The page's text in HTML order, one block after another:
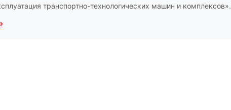
транспортно-технологических машин и комплексов».